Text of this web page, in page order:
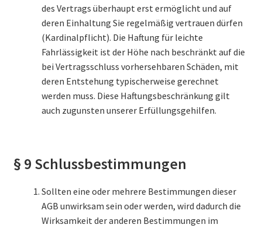
des Vertrags überhaupt erst ermöglicht und auf
deren Einhaltung Sie regelmäßig vertrauen dürfen
(Kardinalpflicht). Die Haftung für leichte
Fahrlässigkeit ist der Höhe nach beschränkt auf die
bei Vertragsschluss vorhersehbaren Schäden, mit
deren Entstehung typischerweise gerechnet
werden muss. Diese Haftungsbeschränkung gilt
auch zugunsten unserer Erfüllungsgehilfen.
§ 9 Schlussbestimmungen
Sollten eine oder mehrere Bestimmungen dieser
AGB unwirksam sein oder werden, wird dadurch die
Wirksamkeit der anderen Bestimmungen im